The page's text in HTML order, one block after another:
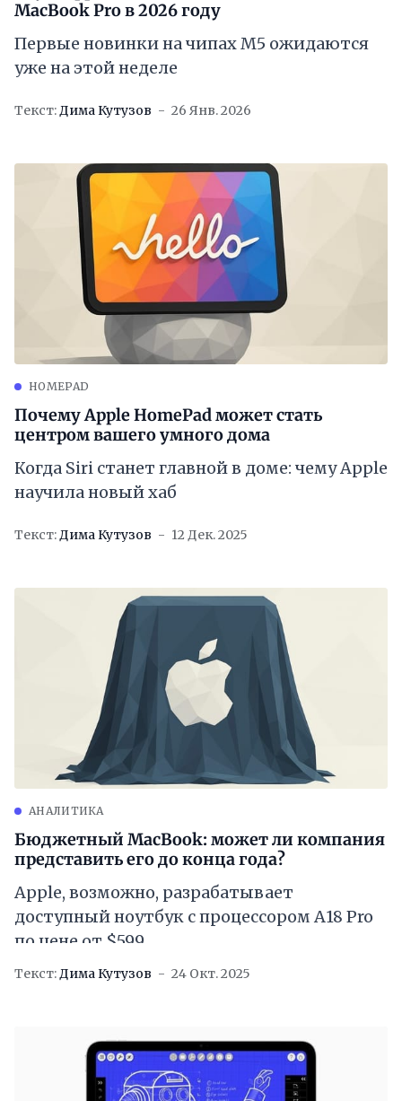
MacBook Pro в 2026 году
Первые новинки на чипах M5 ожидаются
уже на этой неделе
Текст:Дима Кутузов 26 Янв. 2026
HOMEPAD
Почему Apple HomePad может стать
центром вашего умного дома
Когда Siri станет главной в доме: чему Apple
научила новый хаб
Текст:Дима Кутузов 12 Дек. 2025
АНАЛИТИКА
Бюджетный MacBook: может ли компания
представить его до конца года?
Apple, возможно, разрабатывает
доступный ноутбук с процессором A18 Pro
по цене от $599
Текст:Дима Кутузов 24 Окт. 2025